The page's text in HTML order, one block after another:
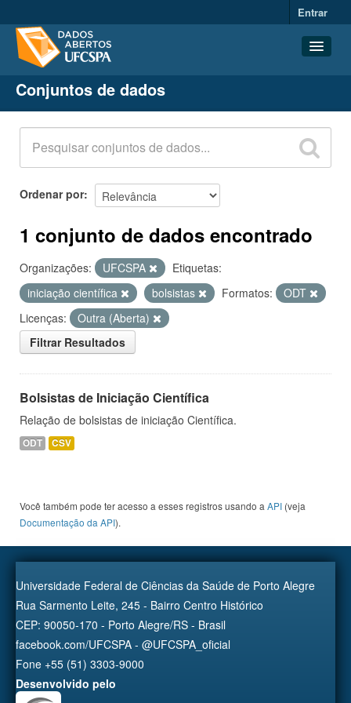
Entrar
Conjuntos de dados
Organizações
Grupos
Sobre
Conjuntos de dados
Ordenar por
1 conjunto de dados encontrado
Organizações: UFCSPA
Etiquetas:
iniciação científica
bolsistas Formatos:
ODT
Licenças:
Outra (Aberta)
Filtrar Resultados
Bolsistas de Iniciação Científica
Relação de bolsistas de iniciação Científica.
ODT CSV
Você também pode ter acesso a esses registros usando a API (veja
Documentação da API).
Universidade Federal de Ciências da Saúde de Porto Alegre
Rua Sarmento Leite, 245 - Bairro Centro Histórico
CEP: 90050-170 - Porto Alegre/RS - Brasil
facebook.com/UFCSPA - @UFCSPA_oficial
Fone +55 (51) 3303-9000
Desenvolvido pelo